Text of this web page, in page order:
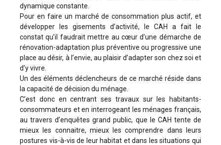
dynamique constante.
Pour en faire un marché de consommation plus actif, et
développer les gisements d’activité, le CAH a fait le
constat qu’il faudrait mettre au cœur d’une démarche de
rénovation-adaptation plus préventive ou progressive une
place au désir, à l’envie, au plaisir d’adapter son chez soi et
d’y vivre.
Un des éléments déclencheurs de ce marché réside dans
la capacité de décision du ménage.
C’est donc en centrant ses travaux sur les habitants-
consommateurs et en interrogeant les ménages français,
au travers d’enquêtes grand public, que le CAH tente de
mieux les connaitre, mieux les comprendre dans leurs
postures vis-à-vis de leur habitat et dans les situations qui